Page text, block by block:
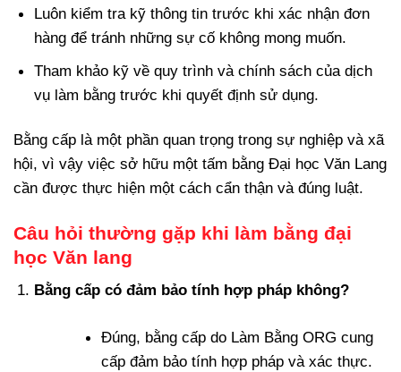
Luôn kiểm tra kỹ thông tin trước khi xác nhận đơn
hàng để tránh những sự cố không mong muốn.
Tham khảo kỹ về quy trình và chính sách của dịch
vụ làm bằng trước khi quyết định sử dụng.
Bằng cấp là một phần quan trọng trong sự nghiệp và xã
hội, vì vậy việc sở hữu một tấm bằng Đại học Văn Lang
cần được thực hiện một cách cẩn thận và đúng luật.
Câu hỏi thường gặp khi làm bằng đại
học Văn lang
Bằng cấp có đảm bảo tính hợp pháp không?
Đúng, bằng cấp do Làm Bằng ORG cung
cấp đảm bảo tính hợp pháp và xác thực.